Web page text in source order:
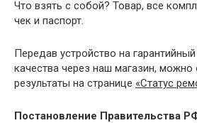
Что взять с собой? Товар, все
чек и паспорт.
Передав устройство на
качества через наш магазин, можно
результаты на странице «Статус
Постановление Правительства